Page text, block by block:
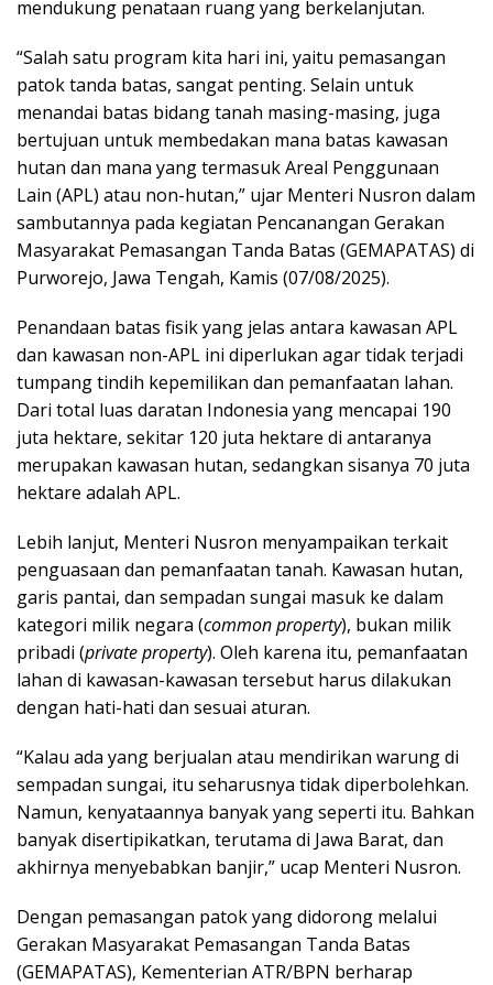
mendukung penataan ruang yang berkelanjutan.
“Salah satu program kita hari ini, yaitu pemasangan
patok tanda batas, sangat penting. Selain untuk
menandai batas bidang tanah masing-masing, juga
bertujuan untuk membedakan mana batas kawasan
hutan dan mana yang termasuk Areal Penggunaan
Lain (APL) atau non-hutan,” ujar Menteri Nusron dalam
sambutannya pada kegiatan Pencanangan Gerakan
Masyarakat Pemasangan Tanda Batas (GEMAPATAS) di
Purworejo, Jawa Tengah, Kamis (07/08/2025).
Penandaan batas fisik yang jelas antara kawasan APL
dan kawasan non-APL ini diperlukan agar tidak terjadi
tumpang tindih kepemilikan dan pemanfaatan lahan.
Dari total luas daratan Indonesia yang mencapai 190
juta hektare, sekitar 120 juta hektare di antaranya
merupakan kawasan hutan, sedangkan sisanya 70 juta
hektare adalah APL.
Lebih lanjut, Menteri Nusron menyampaikan terkait
penguasaan dan pemanfaatan tanah. Kawasan hutan,
garis pantai, dan sempadan sungai masuk ke dalam
kategori milik negara (common property), bukan milik
pribadi (private property). Oleh karena itu, pemanfaatan
lahan di kawasan-kawasan tersebut harus dilakukan
dengan hati-hati dan sesuai aturan.
“Kalau ada yang berjualan atau mendirikan warung di
sempadan sungai, itu seharusnya tidak diperbolehkan.
Namun, kenyataannya banyak yang seperti itu. Bahkan
banyak disertipikatkan, terutama di Jawa Barat, dan
akhirnya menyebabkan banjir,” ucap Menteri Nusron.
Dengan pemasangan patok yang didorong melalui
Gerakan Masyarakat Pemasangan Tanda Batas
(GEMAPATAS), Kementerian ATR/BPN berharap